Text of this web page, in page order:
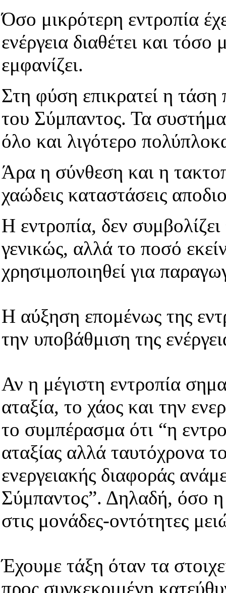
Όσο μικρότερη εντροπία
ενέργεια διαθέτει και
εμφανίζει.
Στη φύση επικρατεί η τάση
του Σύμπαντος. Τα
όλο και λιγότερο
Άρα η σύνθεση και η
χαώδεις καταστάσεις
Η εντροπία, δεν
γενικώς, αλλά το ποσό
χρησιμοποιηθεί για
Η αύξηση επομένως της
την υποβάθμιση της
Αν η μέγιστη εντροπία
αταξία, το χάος και την
το συμπέρασμα ότι “η
αταξίας αλλά ταυτόχρονα
ενεργειακής διαφοράς
Σύμπαντος”. Δηλαδή, όσο η
στις μονάδες-οντότητες
Έχουμε τάξη όταν τα
προς συγκεκριμένη